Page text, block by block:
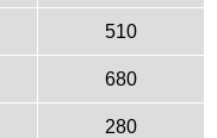
510
680
280